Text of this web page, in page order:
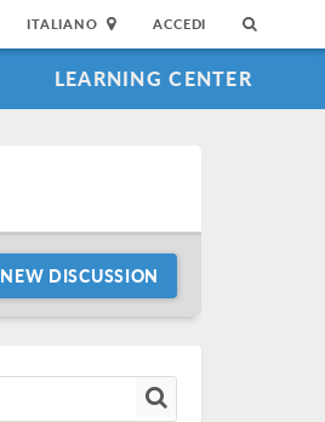
ITALIANO ACCEDI
LEARNING CENTER
NEW DISCUSSION